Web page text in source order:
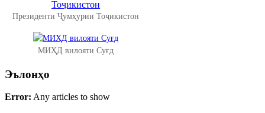
Президенти Ҷумҳурии Тоҷикистон
МИҲД вилояти Суғд
Эълонҳо
Error: Any articles to show